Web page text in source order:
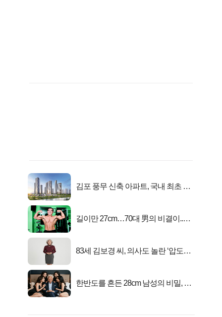
김포 풍무 신축 아파트, 국내 최초 반
길이만 27cm…70대 男의 비결이..충
83세 김보경 씨, 의사도 놀란 ‘압도적
한반도를 흔든 28cm 남성의 비밀, 매